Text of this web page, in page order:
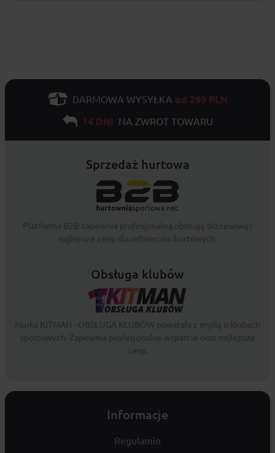
DARMOWA WYSYŁKA od 299 PLN
14 DNI NA ZWROT TOWARU
Sprzedaż hurtowa
Obsługa klubów
Informacje
Regulamin